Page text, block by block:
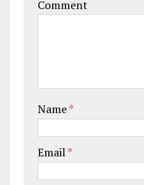
Comment
Name*
Email*